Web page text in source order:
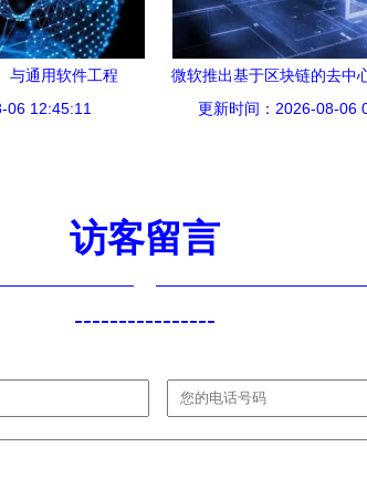
与通用软件工程
务的专业分野
06 12:45:11
微软推出基于区块链的去中
系统 开启身份自主管
更新时间：2026-08-06
访客留言
----------------